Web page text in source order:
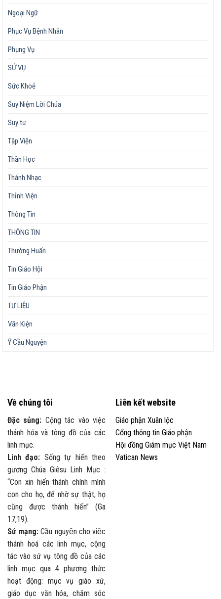
Ngoại Ngữ
Phục Vụ Bệnh Nhân
Phụng Vụ
SỨ VỤ
Sức Khoẻ
Suy Niệm Lời Chúa
Suy tư
Tập Viện
Thần Học
Thánh Nhạc
Thỉnh Viện
Thông Tin
THÔNG TIN
Thường Huấn
Tin Giáo Hội
Tin Giáo Phận
TƯ LIỆU
Văn Kiện
Ý Cầu Nguyện
Về chúng tôi
Đặc sủng: Cộng tác vào việc
thánh hóa và tông đồ của các
linh mục.
Linh đạo: Sống tự hiến theo
gương Chúa Giêsu Linh Mục :
“Con xin hiến thánh chính mình
con cho họ, để nhờ sự thật, họ
cũng được thánh hiến” (Ga
17,19).
Sứ mạng: Cầu nguyện cho việc
thánh hoá các linh mục, cộng
tác vào sứ vụ tông đồ của các
linh mục qua 4 phương thức
hoạt động: mục vụ giáo xứ,
giáo dục văn hóa, chăm sóc
Liên kết website
Giáo phận Xuân lộc
Cổng thông tin Giáo phận
Hội đồng Giám mục Việt Nam
Vatican News